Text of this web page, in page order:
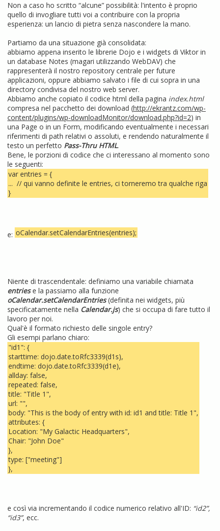
Non a caso ho scritto “alcune” possibilità: l'intento è proprio
quello di invogliare tutti voi a contribuire con la propria
esperienza: un lancio di pietra senza nascondere la mano.
Partiamo da una situazione già consolidata:
abbiamo appena inserito le librerie Dojo e i widgets di Viktor in
un database Notes (magari utilizzando WebDAV) che
rappresenterà il nostro repository centrale per future
applicazioni, oppure abbiamo salvato i file di cui sopra in una
directory condivisa del nostro web server.
Abbiamo anche copiato il codice html della pagina index.html
compresa nel pacchetto dei download (http://ekrantz.com/wp-
content/plugins/wp-downloadMonitor/download.php?id=2) in
una Page o in un Form, modificando eventualmente i necessari
riferimenti di path relativi o assoluti, e rendendo naturalmente il
testo un perfetto Pass-Thru HTML.
Bene, le porzioni di codice che ci interessano al momento sono
le seguenti:
var entries = {
... // qui vanno definite le entries, ci torneremo tra qualche riga
}
e: oCalendar.setCalendarEntries(entries);
Niente di trascendentale: definiamo una variabile chiamata
entriese la passiamo alla funzione
oCalendar.setCalendarEntries(definita nei widgets, più
specificatamente nella Calendar.js) che si occupa di fare tutto il
lavoro per noi.
Qual'è il formato richiesto delle singole entry?
Gli esempi parlano chiaro:
"id1": {
starttime: dojo.date.toRfc3339(d1s),
endtime: dojo.date.toRfc3339(d1e),
allday: false,
repeated: false,
title: "Title 1",
url: "",
body: "This is the body of entry with id: id1 and title: Title 1",
attributes: {
Location: "My Galactic Headquarters",
Chair: "John Doe"
},
type: ["meeting"]
},
e così via incrementando il codice numerico relativo all'ID: “id2”,
“id3”, ecc.